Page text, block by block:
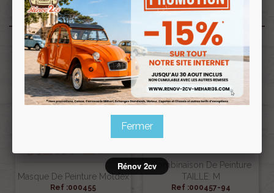
Produits associés
Masque De Peinture Moldex
Ref :000455
Combinaison De Peinture
TAILLE: M
Ref :000457-94
Fermer
Rénov 2cv